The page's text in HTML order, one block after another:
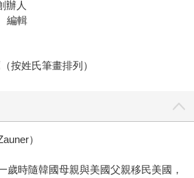
辦人
編輯
按姓氏筆畫排列）
）
歲時隨韓國母親與美國父親移民美國，